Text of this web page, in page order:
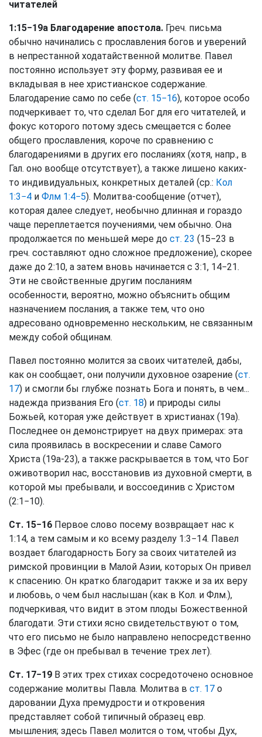
читателей
1:15−19а Благодарение апостола. Греч. письма
обычно начинались с прославления богов и уверений
в непрестанной ходатайственной молитве. Павел
постоянно использует эту форму, развивая ее и
вкладывая в нее христианское содержание.
Благодарение само по себе (ст. 15−16), которое особо
подчеркивает то, что сделал Бог для его читателей, и
фокус которого потому здесь смещается с более
общего прославления, короче по сравнению с
благодарениями в других его посланиях (хотя, напр., в
Гал. оно вообще отсутствует), а также лишено каких-
то индивидуальных, конкретных деталей (ср.: Кол
1:3−4 и Флм 1:4−5). Молитва-сообщение (отчет),
которая далее следует, необычно длинная и гораздо
чаще переплетается поучениями, чем обычно. Она
продолжается по меньшей мере до ст. 23 (15−23 в
греч. составляют одно сложное предложение), скорее
даже до 2:10, а затем вновь начинается с 3:1, 14−21.
Эти не свойственные другим посланиям
особенности, вероятно, можно объяснить общим
назначением послания, а также тем, что оно
адресовано одновременно нескольким, не связанным
между собой общинам.
Павел постоянно молится за своих читателей, дабы,
как он сообщает, они получили духовное озарение (ст.
17) и смогли бы глубже познать Бога и понять, в чем...
надежда призвания Его (ст. 18) и природы силы
Божьей, которая уже действует в христианах (19а).
Последнее он демонстрирует на двух примерах: эта
сила проявилась в воскресении и славе Самого
Христа (19а-23), а также раскрывается в том, что Бог
оживотворил нас, восстановив из духовной смерти, в
которой мы пребывали, и воссоединив с Христом
(2:1−10).
Ст. 15−16 Первое слово посему возвращает нас к
1:14, а тем самым и ко всему разделу 1:3−14. Павел
воздает благодарность Богу за своих читателей из
римской провинции в Малой Азии, которых Он привел
к спасению. Он кратко благодарит также и за их веру
и любовь, о чем был наслышан (как в Кол. и Флм.),
подчеркивая, что видит в этом плоды Божественной
благодати. Эти стихи ясно свидетельствуют о том,
что его письмо не было направлено непосредственно
в Эфес (где он пребывал в течение трех лет).
Ст. 17−19 В этих трех стихах сосредоточено основное
содержание молитвы Павла. Молитва в ст. 17 о
даровании Духа премудрости и откровения
представляет собой типичный образец евр.
мышления; здесь Павел молится о том, чтобы Дух,